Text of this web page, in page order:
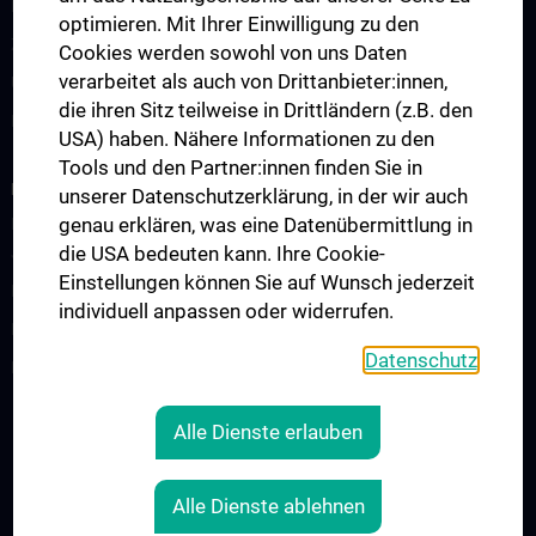
Klinisch-Praktisches Jahr (KPJ)
Zentrum für pädiatrische Simulation und Patient:innensicherheit
Ultraschallausbildung
Lehre an der MedUni Wien
FORSCHUNG
Forschung an der Universitätsklinik für Kinder- und
Jugendheilkunde
Forschungsbereiche
COOKIE-EINSTELLUNGEN
optimieren. Mit Ihrer Einwilligung zu den
Cookies werden sowohl von uns Daten
verarbeitet als auch von Drittanbieter:innen,
die ihren Sitz teilweise in Drittländern (z.B. den
USA) haben. Nähere Informationen zu den
Tools und den Partner:innen finden Sie in
unserer Datenschutzerklärung, in der wir auch
genau erklären, was eine Datenübermittlung in
die USA bedeuten kann. Ihre Cookie-
Einstellungen können Sie auf Wunsch jederzeit
individuell anpassen oder widerrufen.
Datenschutz
Alle Dienste erlauben
Alle Dienste ablehnen